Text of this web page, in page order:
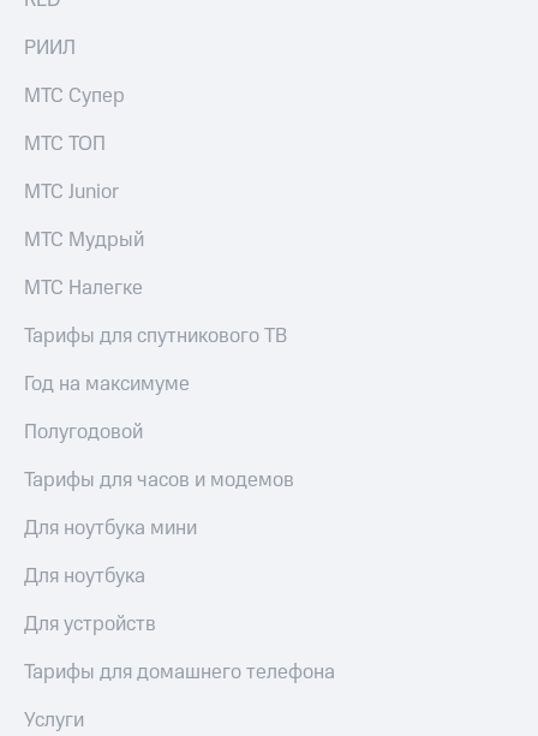
РИИЛ
МТС Супер
МТС ТОП
МТС Junior
МТС Мудрый
МТС Налегке
Тарифы для спутникового ТВ
Год на максимуме
Полугодовой
Тарифы для часов и модемов
Для ноутбука мини
Для ноутбука
Для устройств
Тарифы для домашнего телефона
Услуги